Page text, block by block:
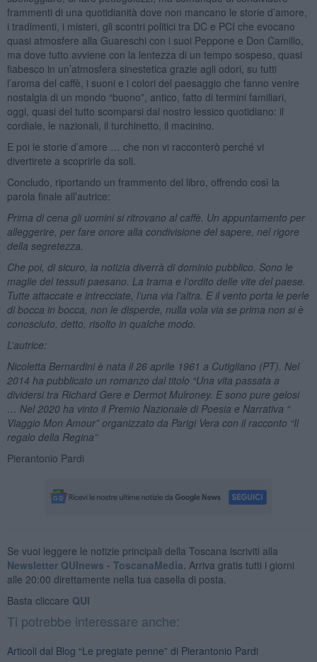
frammenti di una quotidianità dove non mancano le storie d’amore,
i tradimenti, i misteri, gli scontri politici tra DC e PCI che evocano
quasi atmosfere alla Guareschi con i suoi Peppone e Don Camillo,
ma dove tutto avviene con la lentezza di un tempo sospeso, quasi
fiabesco in un’atmosfera sinestetica grazie agli odori, su tutti
l’aroma del caffè, i suoni e i colori del paesaggio che fanno venire
nostalgia di un mondo “buono”, antico, fatto di termini familiari,
oggi, quasi del tutto scomparsi dal nostro lessico quotidiano: il
cordiale, le nazionali, il turchinetto, il macinino.
E poi le storie d’amore … che non vi racconterò perché vi
divertirete a scoprirle da soli.
Concludo, riportando un frammento del libro, offrendo così la
parola finale all’autrice:
Prima di cena gli uomini si ritrovano al caffè. Un appuntamento per
alleggerire, per fare onore alla condivisione del sapere, nel rigore
della segretezza.
Che poi, di sicuro, la notizia diverrà di dominio pubblico. Sono le
maglie del tessuti paesano. La trama e l’ordito delle vite del paese.
Tutte attaccate e intrecciate, l’una via l’altra. E il vento porta le perle
di bocca in bocca, non le disperde, nulla vola via se prima non si è
conosciuto, detto, risolto in qualche modo.
L’autrice:
Nicoletta Bernardini è nata il 26 aprile 1961 a Cutigliano (PT). Nel
2014 ha pubblicato un romanzo dal titolo “Una vita passata a
dividersi tra Richard Gere e Dermot Mulroney. E sono pure gelosi
Nel 2020 ha vinto il Premio Nazionale di Poesia e Narrativa “
Viaggio Mon Amour” organizzato da Parigi Vera con il racconto “Il
regalo della Regina”
Pierantonio Pardi
Se vuoi leggere le notizie principali della Toscana iscriviti alla
Newsletter QUInews - ToscanaMedia. Arriva gratis tutti i giorni
alle 20:00 direttamente nella tua casella di posta.
Basta cliccare QUI
Ti potrebbe interessare anche:
Articoli dal Blog “Le pregiate penne” di Pierantonio Pardi